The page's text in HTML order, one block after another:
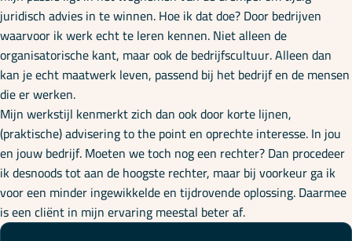
juridisch advies in te winnen. Hoe ik dat doe? Door bedrijven
waarvoor ik werk echt te leren kennen. Niet alleen de
organisatorische kant, maar ook de bedrijfscultuur. Alleen dan
kan je echt maatwerk leven, passend bij het bedrijf en de mensen
die er werken.
Mijn werkstijl kenmerkt zich dan ook door korte lijnen,
(praktische) advisering to the point en oprechte interesse. In jou
en jouw bedrijf. Moeten we toch nog een rechter? Dan procedeer
ik desnoods tot aan de hoogste rechter, maar bij voorkeur ga ik
voor een minder ingewikkelde en tijdrovende oplossing. Daarmee
is een cliënt in mijn ervaring meestal beter af.